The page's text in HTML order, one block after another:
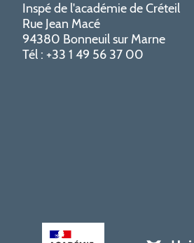
Inspé de l'académie de Créteil
Rue Jean Macé
94380 Bonneuil sur Marne
Tél : +33 1 49 56 37 00